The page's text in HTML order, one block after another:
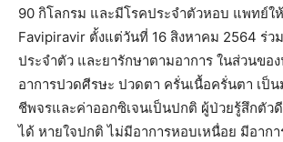
90 กิโลกรม และมีโรคประจำตัวหอบ แพทย์ใ
Favipiravir ตั้งแต่วันที่ 16 สิงหาคม 2564 ร่ว
ประจำตัว และยารักษาตามอาการ ในส่วนขอ
อาการปวดศีรษะ ปวดตา ครั่นเนื้อครั่นตา เ
ชีพจรและค่าออกซิเจนเป็นปกติ ผู้ป่วยรู้สึกตัวดี
ได้ หายใจปกติ ไม่มีอาการหอบเหนื่อย มีอาก